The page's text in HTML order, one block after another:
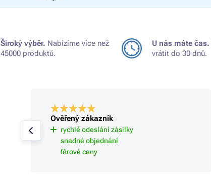
Široký výběr. Nabízíme více než
45000 produktů.
U nás máte čas.
vrátit do 30 dnů.
Ověřený zákazník
rychlé odeslání zásilky
snadné objednání
férové ceny